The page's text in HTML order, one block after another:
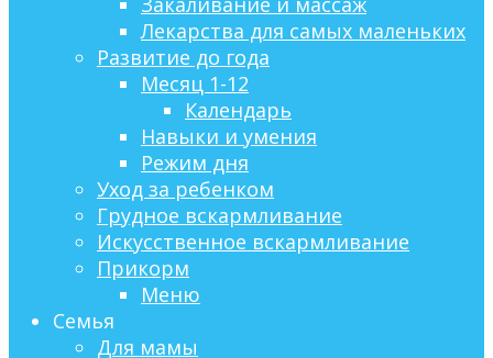
Лекарства для самых маленьких
Развитие до года
Месяц 1-12
Календарь
Навыки и умения
Режим дня
Уход за ребенком
Грудное вскармливание
Искусственное вскармливание
Прикорм
Меню
Семья
Для мамы